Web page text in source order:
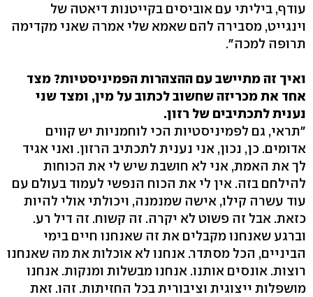
עודף, ביליתי עם אוביסים בקייטנות דיאטה של
וינגייט, מסבירה להם שאמא שלי אמרה שאני מקדימה
תרופה למכה".
ואיך זה מתיישב עם ההצהרות הפמיניסטיות? מצד
אחד את מכריזה שחשוב לכתוב על מין, ומצד שני
נענית לתכתיבים של רזון.
"תראי, גם לפמיניסטיות הכי לוחמניות יש קווים
אדומים. כן, נכון, אני נענית לתכתיב הרזון. ואני אגיד
לך את האמת, אני לא חושבת שיש לי את הכוחות
להילחם בזה. אין לי את הכוח הנפשי לעמוד בעולם עם
עוד עשרה קילו, אישה שמנמנה, ויכולתי אולי להיות
כזאת. אבל זה פשוט לא יקרה. זה קשוח. זה דיל רע.
וברגע שאנחנו מקבלים את זה שאנחנו חיים בימי
הביניים, הכל מסתדר. אנחנו לא אוכלות את מה שאנחנו
רוצות. אונסים אותנו. אנחנו מבשלות ומנקות. אנחנו
מושפלות ייצוגית וציבורית בכל החזיתות. זהו. זאת